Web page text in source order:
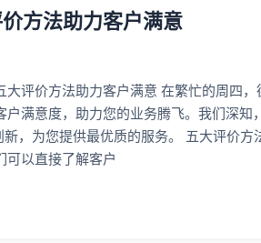
方法助力客户满意
评价方法助力客户满意 在繁忙的周四
户满意度，助力您的业务腾飞。我们深
新，为您提供最优质的服务。 五大评价
可以直接了解客户